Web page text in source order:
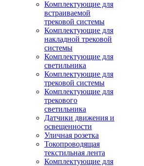
Комплектующие для
встраиваемой
трековой системы
Комплектующие для
накладной трековой
системы
Комплектующие для
светильника
Комплектующие для
трековой системы
Комплектующие для
трекового
светильника
Датчики движения и
освещенности
Уличная розетка
Токопроводящая
текстильная лента
Комплектующие для